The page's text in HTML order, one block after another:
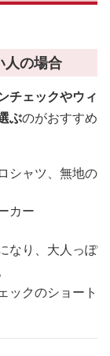
人の場合
チェックやウィ
ぶのがおすすめ
シャツ、無地の
カー
なり、大人っぽ
ックのショート